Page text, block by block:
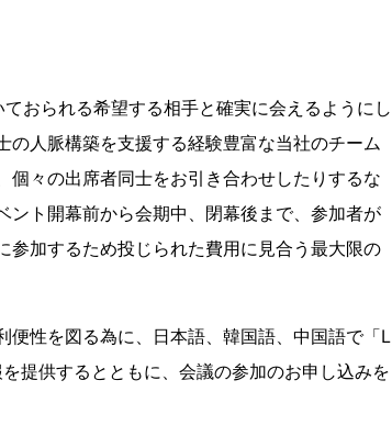
おられる希望する相手と確実に会えるようにし
人脈構築を支援する経験豊富な当社のチーム
々の出席者同士をお引き合わせしたりするな
ント開幕前から会期中、閉幕後まで、参加者が
参加するため投じられた費用に見合う最大限の
性を図る為に、日本語、韓国語、中国語で「L
提供するとともに、会議の参加のお申し込みを